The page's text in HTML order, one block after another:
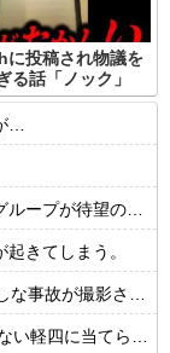
に投稿され物議を
る話「ノック」
…
望の日本デビュー
きてしまう。
故が撮影される。
当てられてしまう。